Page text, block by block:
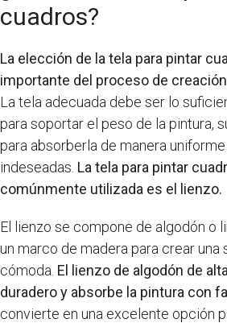
cuadros?
La elección de la tela para pintar
importante del proceso de
La tela adecuada debe ser lo
para soportar el peso de la pintura,
para absorberla de manera
indeseadas. La tela para pintar
comúnmente utilizada es el lienzo.
El lienzo se compone de algodón o
un marco de madera para crear
cómoda. El lienzo de algodón de
duradero y absorbe la pintura con
convierte en una excelente opción